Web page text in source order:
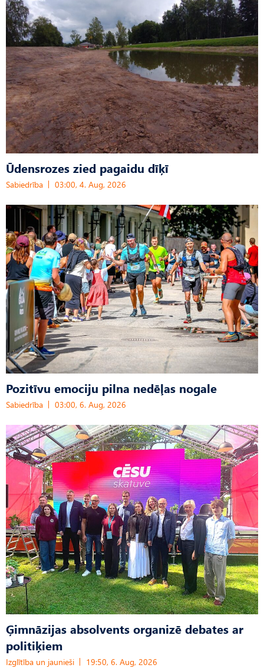
Ūdensrozes zied pagaidu dīķī
Sabiedrība 03:00, 4. Aug, 2026
Pozitīvu emociju pilna nedēļas nogale
Sabiedrība 03:00, 6. Aug, 2026
Ģimnāzijas absolvents organizē debates ar
politiķiem
Izglītība un jaunieši 19:50, 6. Aug, 2026